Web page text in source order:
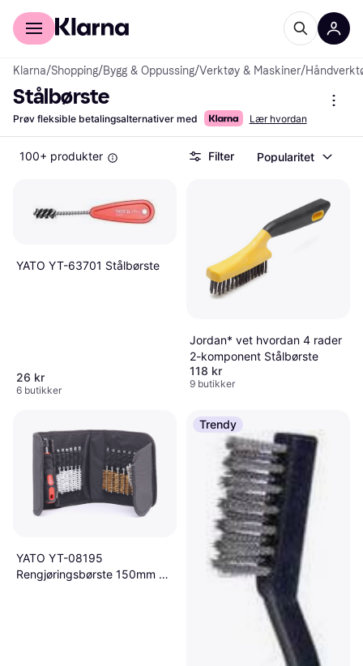
For kunder
Klarna/Shopping/Bygg & Oppussing/Verktøy & Maskiner/
Stålbørste
Prøv fleksible betalingsalternativer med Lær hvordan
100+ produkter Filter Popularitet
YATO YT-63701 Stålbørste
26 kr
6 butikker
Jordan* vet hvordan 4 rader
2-komponent Stålbørste
118 kr
9 butikker
YATO YT-08195
Rengjøringsbørste 150mm 20
Trendy